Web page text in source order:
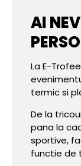
AI
La E-
termic si
De la
pana la
sportive,
functie de